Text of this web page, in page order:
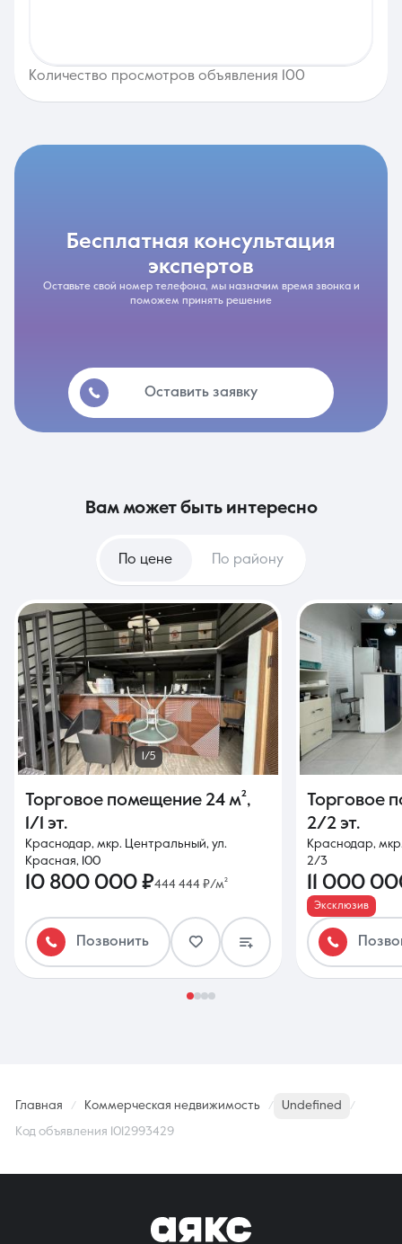
Количество просмотров объявления 100
бесплатная консультация
экспертов
Оставьте свой номер телефона, мы назначим время звонка и
поможем принять решение
Оставить заявку
вам может быть интересно
По цене По району
1/5
Торговое помещение 24 м²,
1/1 эт.
Краснодар, мкр. Центральный, ул.
Красная, 100
10 800 000 ₽444 444 ₽/м²
Позвонить
Торговое
2/2 эт.
Краснодар,
2/3
11 000
Эксклюзив
Главная Коммерческая недвижимость Undefined
Код объявления 1012993429